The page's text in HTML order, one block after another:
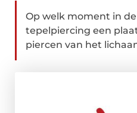
Op welk moment in
tepelpiercing een
piercen van het